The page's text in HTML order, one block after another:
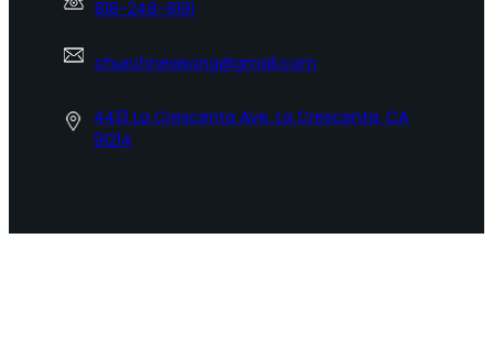
818-248-9191
churchnewsong@gmail.com
4413 La Crescenta Ave. La Crescenta, CA
91214